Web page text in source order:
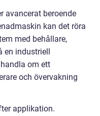
avancerat beroende
kan det röra
med behållare,
en industriell
om ett
och övervakning
applikation.